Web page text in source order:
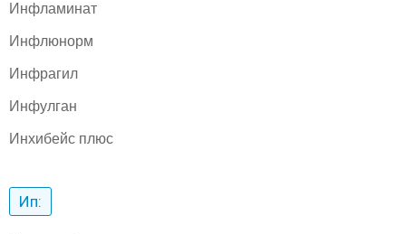
Инфламинат
Инфлюнорм
Инфрагил
Инфулган
Инхибейс плюс
Ип: